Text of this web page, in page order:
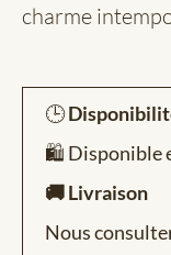
charme
🕒
🛍️ Disponible
🚚 Livraison
Nous